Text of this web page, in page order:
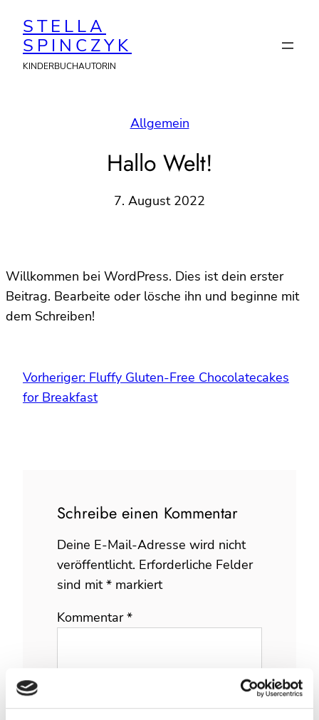
Inhalt
springen
STELLA
SPINCZYK
KINDERBUCHAUTORIN
Allgemein
Hallo Welt!
7. August 2022
Willkommen bei WordPress. Dies ist dein erster
Beitrag. Bearbeite oder lösche ihn und beginne mit
dem Schreiben!
Vorheriger: Fluffy Gluten-Free Chocolatecakes
for Breakfast
Schreibe einen Kommentar
Deine E-Mail-Adresse wird nicht
veröffentlicht. Erforderliche Felder
sind mit* markiert
Kommentar*